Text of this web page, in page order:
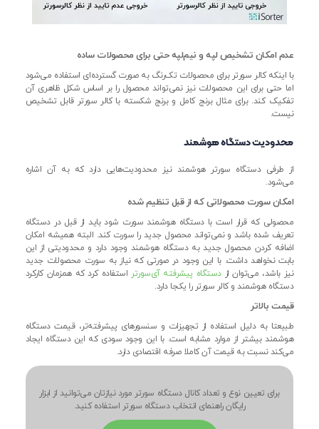
عدم امکان تشخیص لپه و نیم‌لپه حتی برای محصولات ساده
با اینکه کالر سورتر برای محصولات تک‌رنگ به صورت گسترده‌ای استفاده می‌شود
اما حتی برای این محصولات نیز نمی‌تواند محصول را بر اساس شکل ظاهری آن
تفکیک کند. برای مثال برنج کامل و برنج شکسته با کالر سورتر قابل تشخیص
نیست.
محدودیت دستگاه هوشمند
از طرفی دستگاه سورتر هوشمند نیز محدودیت‌هایی دارد که به آن اشاره
می‌شود.
امکان سورت محصولاتی که از قبل تنظیم شده
محصولی که قرار است با دستگاه هوشمند سورت شود باید از قبل در دستگاه
تعریف شده باشد و نمی‌تواند محصول جدید را سورت کند. البته همیشه امکان
اضافه کردن محصول جدید به دستگاه هوشمند وجود دارد و محدودیتی از این
بابت نخواهد داشت. با این وجود در صورتی که نیاز به سورت محصولات جدید
نیز باشد، می‌توان ازدستگاه پیشرفته آی‌سورتر استفاده کرد که همزمان کارکرد
دستگاه هوشمند و کالر سورتر را یکجا دارد.
قیمت بالاتر
طبیعتا به دلیل استفاده از تجهیزات و سنسورهای پیشرفته‌تر، قیمت دستگاه
هوشمند بیشتر از موارد مشابه است. با این وجود سودی که این دستگاه ایجاد
می‌کند نسبت به قیمت آن کاملا صرفه اقتصادی دارد.
برای تعیین نوع و تعداد کانال دستگاه سورتر مورد نیازتان می‌توانید از ابزار
رایگان راهنمای انتخاب دستگاه سورتر استفاده کنید.